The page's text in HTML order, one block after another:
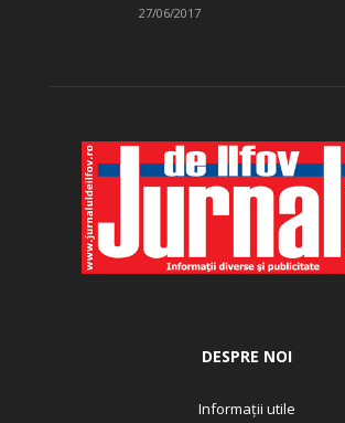
27/06/2017
DESPRE NOI
Informații utile